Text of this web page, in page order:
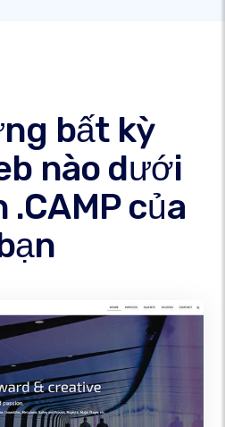
bất kỳ
nào dưới
của